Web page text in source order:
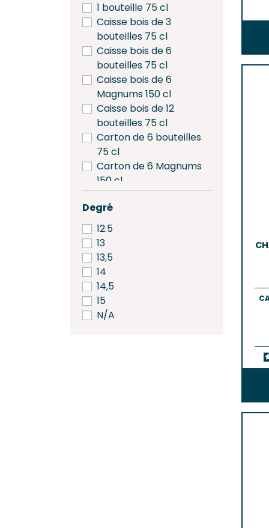
1 bouteille 75 cl
Caisse bois de 3
bouteilles 75 cl
Caisse bois de 6
bouteilles 75 cl
Caisse bois de 6
Magnums 150 cl
Caisse bois de 12
bouteilles 75 cl
Carton de 6 bouteilles
75 cl
Carton de 6 Magnums
150 cl
Degré
12.5
13
13,5
14
14,5
15
N/A